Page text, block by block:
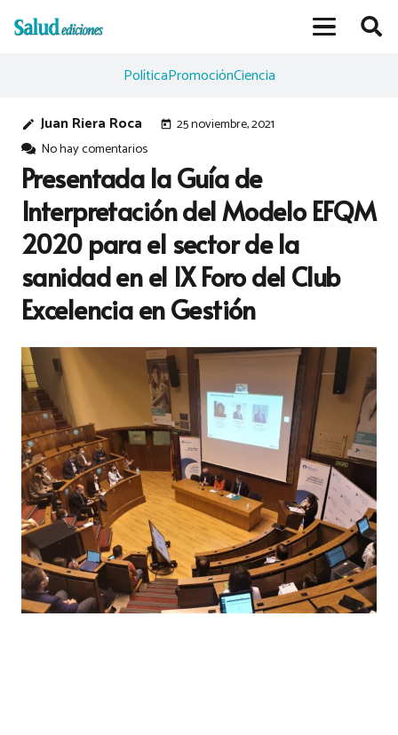
PolíticaPromociónCiencia
edit Juan Riera Roca today 25 noviembre, 2021
No hay comentarios
Presentada la Guía de
Interpretación del Modelo EFQM
2020 para el sector de la
sanidad en el IX Foro del Club
Excelencia en Gestión